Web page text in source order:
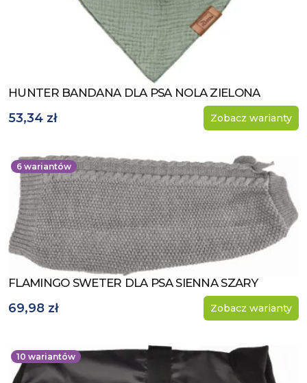
Zobacz produkt
HUNTER BANDANA DLA PSA NOLA ZIELONA
53,34 zł Zobacz warianty
6 wariantów
Zobacz produkt
FLAMINGO SWETER DLA PSA SIENNA SZARY
69,98 zł Zobacz warianty
10 wariantów